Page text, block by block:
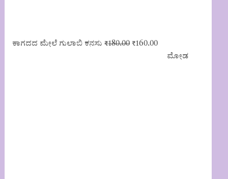
ಕಾಗದದ ಮೇಲೆ ಗುಲಾಬಿ ಕನಸು ₹180.00 Original
₹160.00Current
priceಮೋಡ